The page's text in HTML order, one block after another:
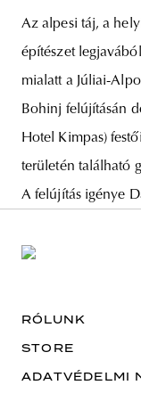
Az alpesi táj, a
építészet
mialatt a Júliai-
Bohinj felújításán
Hotel Kimpas)
területén található
A felújítás igénye
RÓLUNK
STORE
ADATVÉDELMI